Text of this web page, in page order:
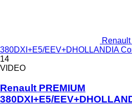
380DXI+E5/EEV+DHOLLANDIA
14
VIDEO
Renault PREMIUM
380DXI+E5/